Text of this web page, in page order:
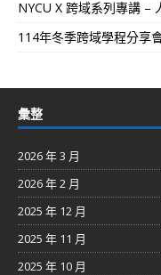
NYCU X 跨域系列專講 –
114年冬季跨域學程分享
彙整
2026 年 3 月
2026 年 2 月
2025 年 12 月
2025 年 11 月
2025 年 10 月